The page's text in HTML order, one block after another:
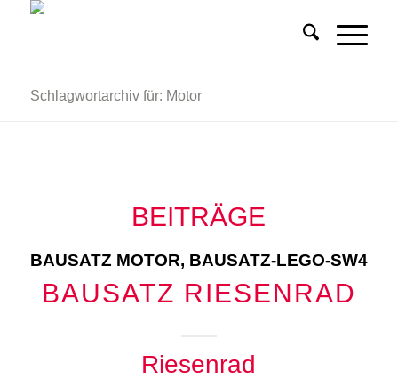
Schlagwortarchiv für: Motor
BEITRÄGE
BAUSATZ MOTOR, BAUSATZ-LEGO-SW4
BAUSATZ RIESENRAD
Riesenrad